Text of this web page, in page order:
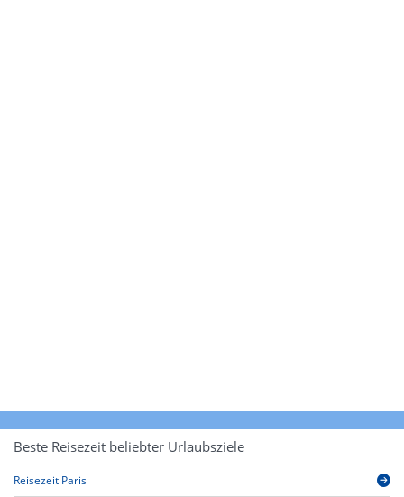
Beste Reisezeit beliebter Urlaubsziele
Reisezeit Paris